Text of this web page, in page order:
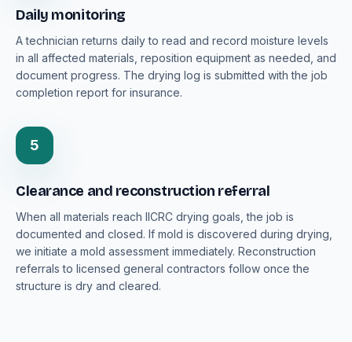
Daily monitoring
A technician returns daily to read and record moisture levels
in all affected materials, reposition equipment as needed, and
document progress. The drying log is submitted with the job
completion report for insurance.
5
Clearance and reconstruction referral
When all materials reach IICRC drying goals, the job is
documented and closed. If mold is discovered during drying,
we initiate a mold assessment immediately. Reconstruction
referrals to licensed general contractors follow once the
structure is dry and cleared.